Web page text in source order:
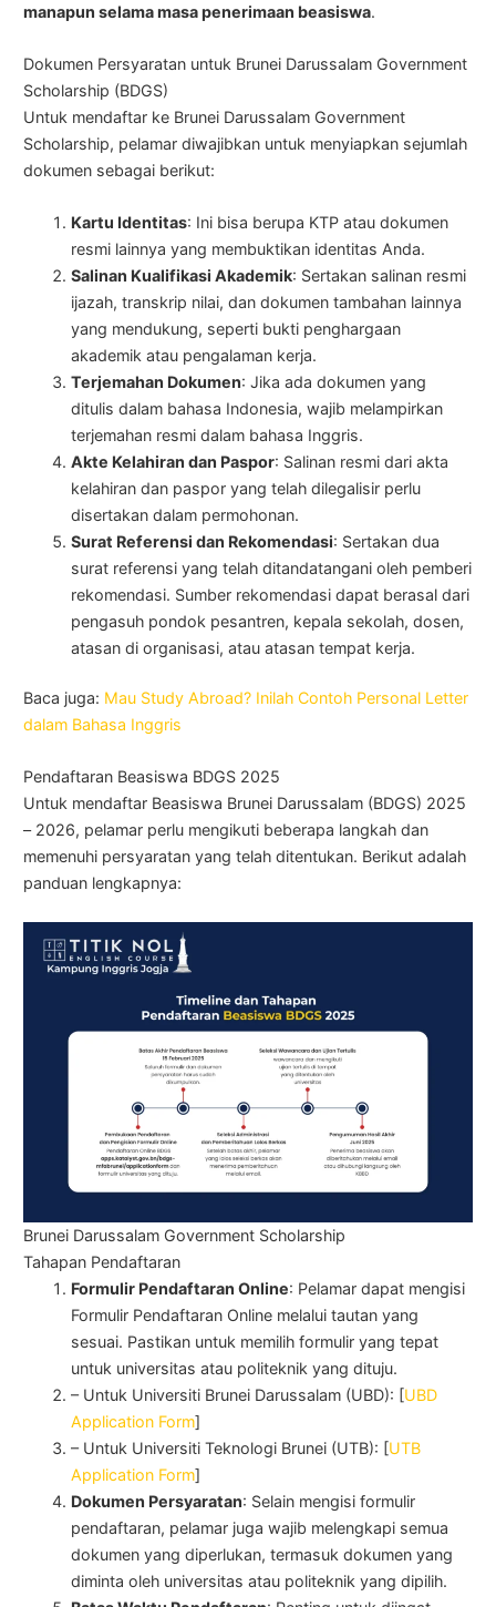
manapun selama masa penerimaan beasiswa.
Dokumen Persyaratan untuk Brunei Darussalam Government
Scholarship (BDGS)
Untuk mendaftar ke Brunei Darussalam Government
Scholarship, pelamar diwajibkan untuk menyiapkan sejumlah
dokumen sebagai berikut:
Kartu Identitas: Ini bisa berupa KTP atau dokumen
resmi lainnya yang membuktikan identitas Anda.
Salinan Kualifikasi Akademik: Sertakan salinan resmi
ijazah, transkrip nilai, dan dokumen tambahan lainnya
yang mendukung, seperti bukti penghargaan
akademik atau pengalaman kerja.
Terjemahan Dokumen: Jika ada dokumen yang
ditulis dalam bahasa Indonesia, wajib melampirkan
terjemahan resmi dalam bahasa Inggris.
Akte Kelahiran dan Paspor: Salinan resmi dari akta
kelahiran dan paspor yang telah dilegalisir perlu
disertakan dalam permohonan.
Surat Referensi dan Rekomendasi: Sertakan dua
surat referensi yang telah ditandatangani oleh pemberi
rekomendasi. Sumber rekomendasi dapat berasal dari
pengasuh pondok pesantren, kepala sekolah, dosen,
atasan di organisasi, atau atasan tempat kerja.
Baca juga: Mau Study Abroad? Inilah Contoh Personal Letter
dalam Bahasa Inggris
Pendaftaran Beasiswa BDGS 2025
Untuk mendaftar Beasiswa Brunei Darussalam (BDGS) 2025
– 2026, pelamar perlu mengikuti beberapa langkah dan
memenuhi persyaratan yang telah ditentukan. Berikut adalah
panduan lengkapnya:
Brunei Darussalam Government Scholarship
Tahapan Pendaftaran
Formulir Pendaftaran Online: Pelamar dapat mengisi
Formulir Pendaftaran Online melalui tautan yang
sesuai. Pastikan untuk memilih formulir yang tepat
untuk universitas atau politeknik yang dituju.
– Untuk Universiti Brunei Darussalam (UBD): [UBD
Application Form]
– Untuk Universiti Teknologi Brunei (UTB): [UTB
Application Form]
Dokumen Persyaratan: Selain mengisi formulir
pendaftaran, pelamar juga wajib melengkapi semua
dokumen yang diperlukan, termasuk dokumen yang
diminta oleh universitas atau politeknik yang dipilih.